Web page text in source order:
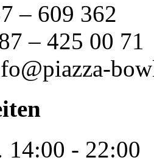
– 609 362
– 425 00 71
14:00 - 22:00